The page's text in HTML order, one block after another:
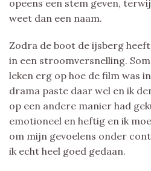
opeens een stem geven,
weet dan een naam.
Zodra de boot de ijsberg
in een stroomversnelling.
leken erg op hoe de film was
drama paste daar wel en ik
op een andere manier had
emotioneel en heftig en ik
om mijn gevoelens onder
ik echt heel goed gedaan.